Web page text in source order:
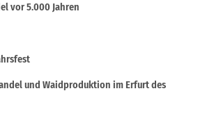
vor 5.000 Jahren
und Waidproduktion im Erfurt des